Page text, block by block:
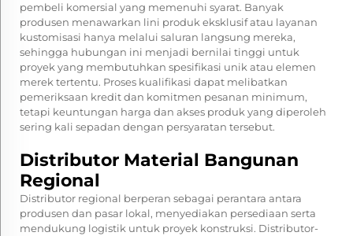
pembeli komersial yang memenuhi syarat. Banyak
produsen menawarkan lini produk eksklusif atau layanan
kustomisasi hanya melalui saluran langsung mereka,
sehingga hubungan ini menjadi bernilai tinggi untuk
proyek yang membutuhkan spesifikasi unik atau elemen
merek tertentu. Proses kualifikasi dapat melibatkan
pemeriksaan kredit dan komitmen pesanan minimum,
tetapi keuntungan harga dan akses produk yang diperoleh
sering kali sepadan dengan persyaratan tersebut.
Distributor Material Bangunan
Regional
Distributor regional berperan sebagai perantara antara
produsen dan pasar lokal, menyediakan persediaan serta
mendukung logistik untuk proyek konstruksi. Distributor-